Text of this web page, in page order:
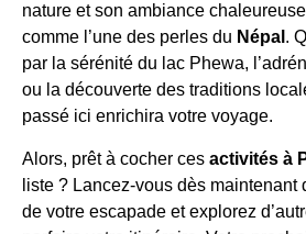
nature et son ambiance
comme l’une des perles du Népal .
par la sérénité du lac Phewa,
ou la découverte des traditions
passé ici enrichira votre voyage.
Alors, prêt à cocher ces activités à
liste ? Lancez-vous dès maintenant
de votre escapade et explorez